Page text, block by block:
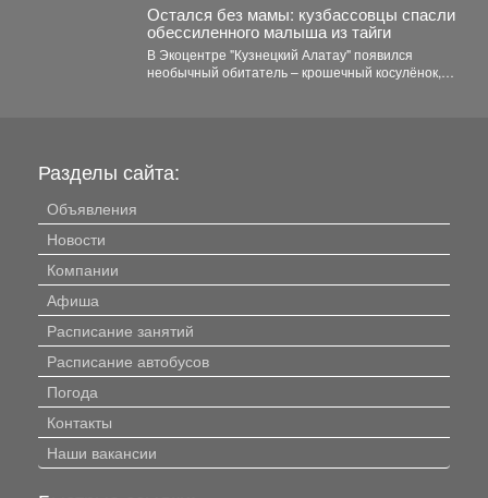
Остался без мамы: кузбассовцы спасли
обессиленного малыша из тайги
В Экоцентре "Кузнецкий Алатау" появился
необычный обитатель – крошечный косулёнок,
Разделы сайта:
Объявления
Новости
Компании
Афиша
Расписание занятий
Расписание автобусов
Погода
Контакты
Наши вакансии